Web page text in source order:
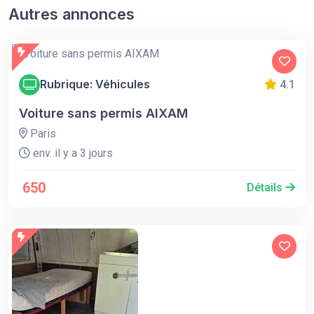
Autres annonces
Rubrique: Véhicules 4.1
Voiture sans permis AIXAM
Paris
env. il y a 3 jours
650 Détails